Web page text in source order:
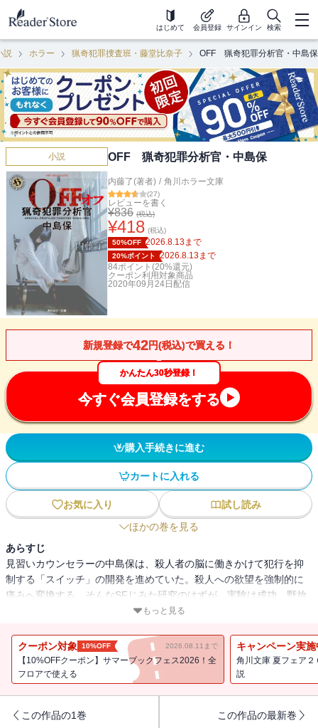
はじめて 会員登録 サインイン 検索
説 ホラー 猟奇犯罪捜査班・藤堂比奈子 OFF 猟奇犯罪分析官・中島保
小説 OFF 猟奇犯罪分析官・中島保
内藤了(著者) / 角川ホラー文庫
(27)
レビューを書く
¥836 (税込)
¥418 (税込)
50%OFF 2026.8.13まで
20%ポイント 2026.8.13まで
84ポイント(20%還元)
クーポン利用対象商品
2020年09月24日 配信
新規登録で42円(税込)で買える！
かんたん30秒登録！
今すぐ会員登録をする
購入手続きに進む
カートに入れる
お気に入り
試し読み
ほかの巻を見る
あらすじ
見習いカウンセラーの中島保は、殺人者の脳に働きかけて犯行を抑
制する「スイッチ」の開発を進めていた。殺人への欲望を強制的に
痛みへ変換する、そんなSFじみた研究のはずが、実験は成功。野放
しになっている犯罪者たちにスイッチを埋め込む保だが、それは想
てゆく――。「猟奇犯罪捜査班・藤堂比奈子」シリーズ始まりの事
件を保目線で描く約束のスピンオフ長編！【電子版特別付録】
『OFF』イラストカード（絵＝内藤了）
もっと見る
クーポン対象 10%OFF 2026.08.11まで
【10%OFFクーポン】サマーブックフェス2026！全
フロアで使える
キャンペーン実施
角川文庫 夏フェア
説
この作品の1巻 この作品の最新巻